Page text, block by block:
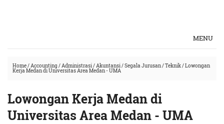
MENU
Home/Accounting /Administrasi/Akuntansi/Segala Jurusan/Teknik/Lowongan
Kerja Medan di Universitas Area Medan - UMA
Lowongan Kerja Medan di
Universitas Area Medan - UMA